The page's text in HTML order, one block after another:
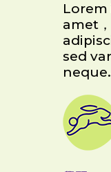
amet
sed
neque.